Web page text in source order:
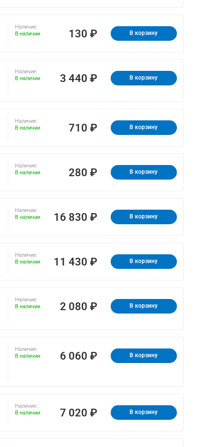
Наличие:
В наличии
130 ₽ В корзину
Наличие:
В наличии
3 440 ₽ В корзину
Наличие:
В наличии
710 ₽ В корзину
Наличие:
В наличии
280 ₽ В корзину
Наличие:
В наличии
16 830 ₽ В корзину
Наличие:
В наличии
11 430 ₽ В корзину
Наличие:
В наличии
2 080 ₽ В корзину
Наличие:
В наличии
6 060 ₽ В корзину
Наличие:
В наличии
7 020 ₽ В корзину